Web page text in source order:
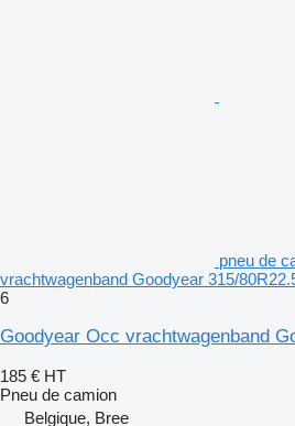
pneu de
vrachtwagenband Goodyear 315/
6
Goodyear Occ vrachtwagenband
185 € HT
Pneu de camion
Belgique, Bree